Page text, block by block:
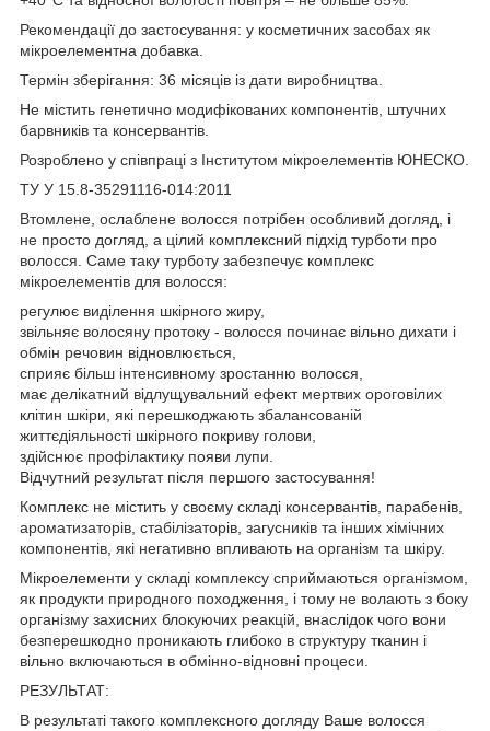
Рекомендації до застосування: у косметичних засобах як
мікроелементна добавка.
Термін зберігання: 36 місяців із дати виробництва.
Не містить генетично модифікованих компонентів, штучних
барвників та консервантів.
Розроблено у співпраці з Інститутом мікроелементів ЮНЕСКО.
ТУ У 15.8-35291116-014:2011
Втомлене, ослаблене волосся потрібен особливий догляд, і
не просто догляд, а цілий комплексний підхід турботи про
волосся. Саме таку турботу забезпечує комплекс
мікроелементів для волосся:
регулює виділення шкірного жиру,
звільняє волосяну протоку - волосся починає вільно дихати і
обмін речовин відновлюється,
сприяє більш інтенсивному зростанню волосся,
має делікатний відлущувальний ефект мертвих ороговілих
клітин шкіри, які перешкоджають збалансованій
життєдіяльності шкірного покриву голови,
здійснює профілактику появи лупи.
Відчутний результат після першого застосування!
Комплекс не містить у своєму складі консервантів, парабенів,
ароматизаторів, стабілізаторів, загусників та інших хімічних
компонентів, які негативно впливають на організм та шкіру.
Мікроелементи у складі комплексу сприймаються організмом,
як продукти природного походження, і тому не волають з боку
організму захисних блокуючих реакцій, внаслідок чого вони
безперешкодно проникають глибоко в структуру тканин і
вільно включаються в обмінно-відновні процеси.
РЕЗУЛЬТАТ:
В результаті такого комплексного догляду Ваше волосся